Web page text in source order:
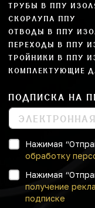
ТРУБЫ В ППУ
СКОРЛУПА ППУ
ОТВОДЫ В ППУ
ПЕРЕХОДЫ В ППУ
ТРОЙНИКИ В ППУ
КОМПЛЕКТУЮЩИЕ
ПОДПИСКА НА
Нажимая
обработку
Нажимая
получение
подписке